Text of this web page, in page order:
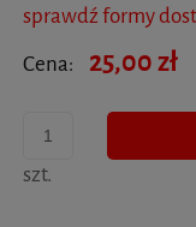
Cena nie zawiera
sprawdź formy
Cena:
25,00 zł
szt.